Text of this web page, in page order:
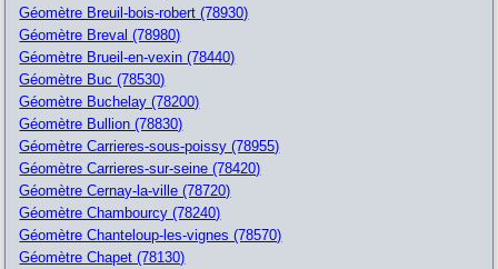
Géomètre Breuil-bois-robert (78930)
Géomètre Breval (78980)
Géomètre Brueil-en-vexin (78440)
Géomètre Buc (78530)
Géomètre Buchelay (78200)
Géomètre Bullion (78830)
Géomètre Carrieres-sous-poissy (78955)
Géomètre Carrieres-sur-seine (78420)
Géomètre Cernay-la-ville (78720)
Géomètre Chambourcy (78240)
Géomètre Chanteloup-les-vignes (78570)
Géomètre Chapet (78130)